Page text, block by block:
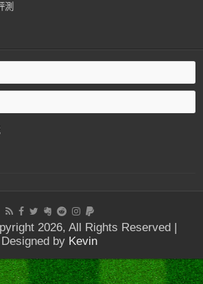
測
2026, All Rights Reserved |
Designed by Kevin